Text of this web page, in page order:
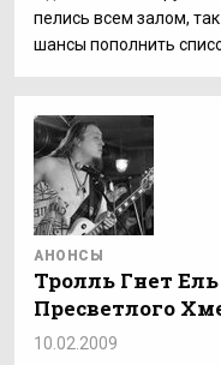
пелись всем залом,
шансы пополнить
АНОНСЫ
Тролль Гнет
Пресветлого
10.02.2009